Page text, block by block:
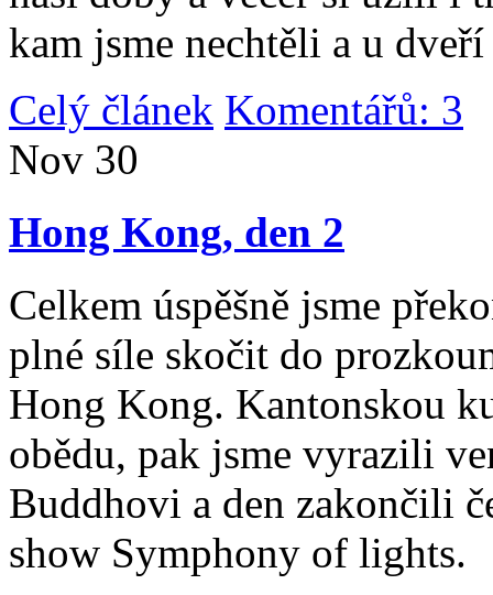
kam jsme nechtěli a u
Celý článek Komentářů: 3
Nov 30
Hong Kong, den 2
Celkem úspěšně jsme
plné síle skočit do
Hong Kong. Kantonskou
obědu, pak jsme vyrazili
Buddhovi a den zakončili
show Symphony of lights.